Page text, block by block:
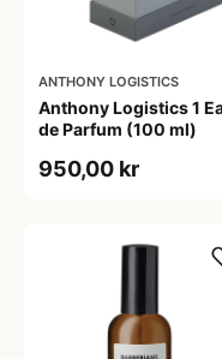
ANTHONY LOGISTICS
Anthony Logistics 1
de Parfum (100 ml)
950,00 kr